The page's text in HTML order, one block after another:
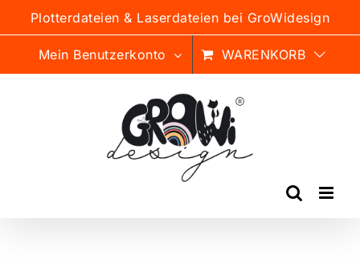
Inhalt
Plotterdateien & Laserdateien bei GroWidesign
Mein Benutzerkonto WARENKORB